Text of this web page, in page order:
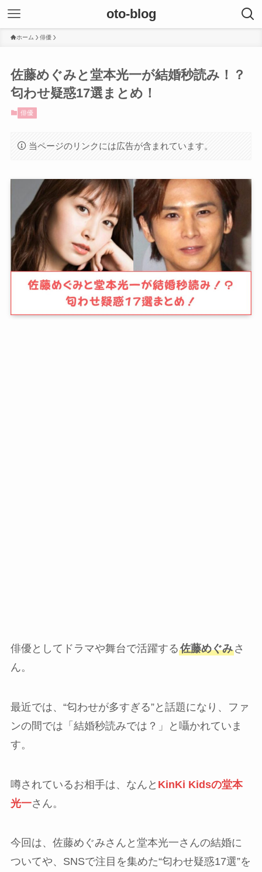
oto-blog
ホーム 俳優
佐藤めぐみと堂本光一が結婚秒読み！？
匂わせ疑惑17選まとめ！
俳優
当ページのリンクには広告が含まれています。
俳優としてドラマや舞台で活躍する佐藤めぐみさ
ん。
最近では、“匂わせが多すぎる”と話題になり、ファ
ンの間では「結婚秒読みでは？」と囁かれていま
す。
噂されているお相手は、なんと KinKi Kidsの堂本
光一さん。
今回は、佐藤めぐみさんと堂本光一さんの結婚に
ついてや、SNSで注目を集めた“匂わせ疑惑17選”を